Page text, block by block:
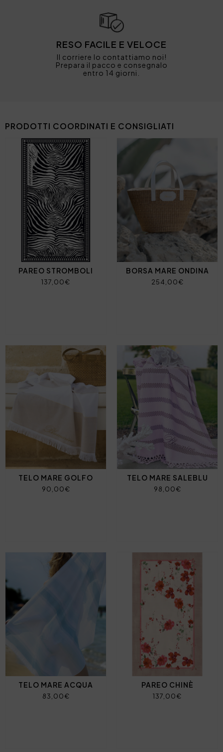
RESO FACILE E VELOCE
Il corriere lo contattiamo noi!
Prepara il pacco e consegnalo
entro 14 giorni.
PRODOTTI COORDINATI E CONSIGLIATI
PAREO STROMBOLI
137,00€
BORSA MARE ONDINA
254,00€
TELO MARE GOLFO
90,00€
TELO MARE SALEBLU
98,00€
TELO MARE ACQUA
83,00€
PAREO CHINÈ
137,00€